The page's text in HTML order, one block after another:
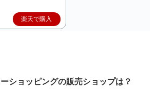
楽天で購入
ショッピングの販売ショップは？